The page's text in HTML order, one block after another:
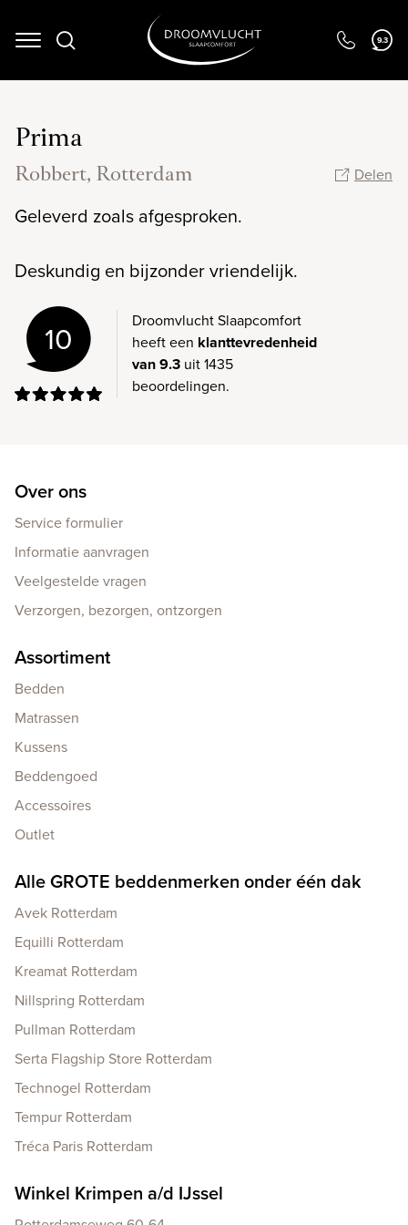
Navigation 9.3
Prima
Robbert, Rotterdam Delen
Geleverd zoals afgesproken.
Deskundig en bijzonder vriendelijk.
10
Droomvlucht Slaapcomfort
heeft een klanttevredenheid
van 9.3 uit 1435
beoordelingen.
Over ons
Service formulier
Informatie aanvragen
Veelgestelde vragen
Verzorgen, bezorgen, ontzorgen
Assortiment
Bedden
Matrassen
Kussens
Beddengoed
Accessoires
Outlet
Alle GROTE beddenmerken onder één dak
Avek Rotterdam
Equilli Rotterdam
Kreamat Rotterdam
Nillspring Rotterdam
Pullman Rotterdam
Serta Flagship Store Rotterdam
Technogel Rotterdam
Tempur Rotterdam
Tréca Paris Rotterdam
Winkel Krimpen a/d IJssel